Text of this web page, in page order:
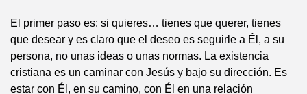
El primer paso es: si quieres… tienes que querer, tienes
que desear y es claro que el deseo es seguirle a Él, a su
persona, no unas ideas o unas normas. La existencia
cristiana es un caminar con Jesús y bajo su dirección. Es
estar con Él, en su camino, con Él en una relación